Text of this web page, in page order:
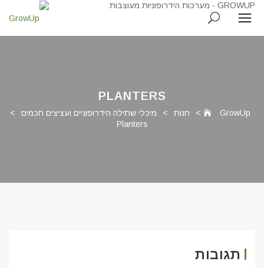
PLANTERS
GrowUp
> חנות > מיכלי שתילה הידרופוניים ועציצים חכמים
>
Planters
תגובות